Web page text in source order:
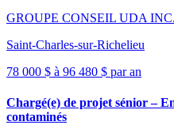
GROUPE CONSEIL UDA INC.
Saint-Charles-sur-Richelieu
78 000 $ à 96 480 $ par an
Chargé(e) de projet sénior –
contaminés